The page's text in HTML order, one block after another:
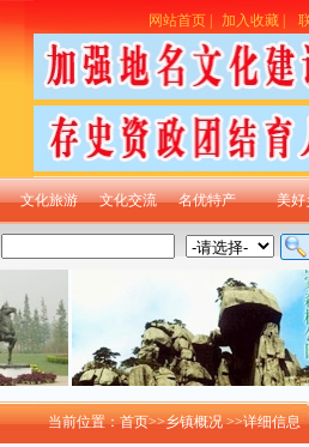
网站首页 加入收藏
文化旅游 文化交流 名优特产 美好
当前位置：首页>>乡镇概况>>详细信息